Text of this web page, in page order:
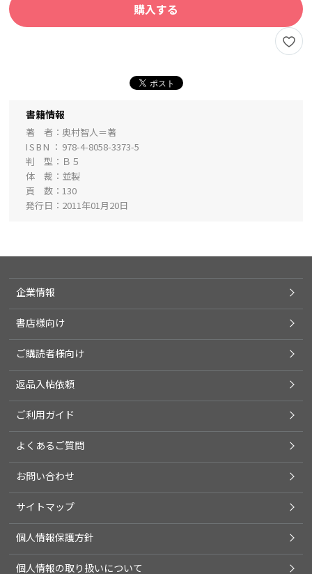
購入する
書籍情報
著 者
奥村智人＝著
ISBN
978-4-8058-3373-5
判 型
Ｂ５
体 裁
並製
頁 数
130
発行日
2011年01月20日
企業情報
書店様向け
ご購読者様向け
返品入帖依頼
ご利用ガイド
よくあるご質問
お問い合わせ
サイトマップ
個人情報保護方針
個人情報の取り扱いについて